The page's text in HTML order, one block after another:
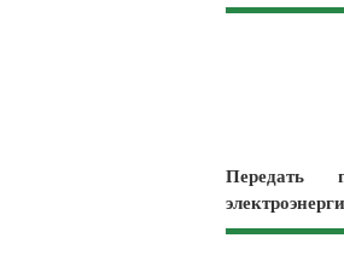
Передать